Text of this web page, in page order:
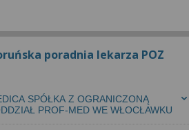
poradnia lekarza POZ
SPÓŁKA Z OGRANICZONĄ
PROF-MED WE WŁOCŁAWKU